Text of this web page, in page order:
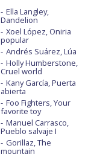
Ella Langley,
Dandelion
Xoel López, Oniria
popular
Andrés Suárez, Lúa
Holly Humberstone,
Cruel world
Kany García, Puerta
abierta
Foo Fighters, Your
favorite toy
Manuel Carrasco,
Pueblo salvaje I
Gorillaz, The
mountain